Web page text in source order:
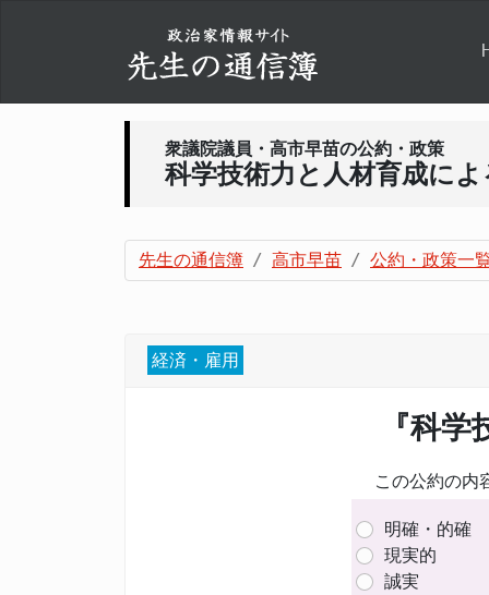
衆議院議員・高市早苗の公約・政策
科学技術力と人材育成に
先生の通信簿 高市早苗 公約・政策一
経済・雇用
『科
この公約の内
明確・的確
現実的
誠実